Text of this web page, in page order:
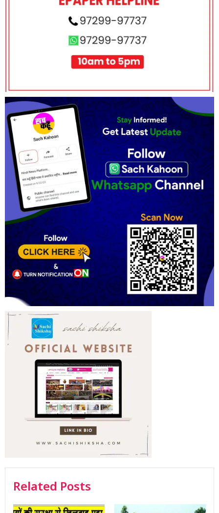
Related Posts